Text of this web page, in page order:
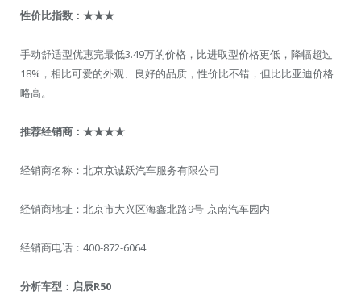
性价比指数：★★★
手动舒适型优惠完最低3.49万的价格，比进取型价格更低，降幅超过
18%，相比可爱的外观、良好的品质，性价比不错，但比比亚迪价格
略高。
推荐经销商：★★★★
经销商名称：北京京诚跃汽车服务有限公司
经销商地址：北京市大兴区海鑫北路9号-京南汽车园内
经销商电话：400-872-6064
分析车型：启辰R50